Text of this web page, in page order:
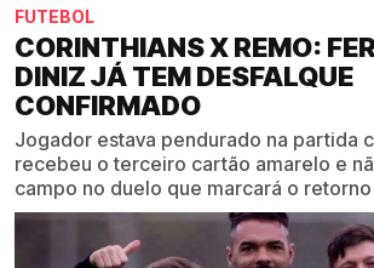
FUTEBOL
CORINTHIANS X REMO:
DINIZ JÁ TEM DESFALQUE
CONFIRMADO
Jogador estava pendurado na partida
recebeu o terceiro cartão amarelo e
campo no duelo que marcará o